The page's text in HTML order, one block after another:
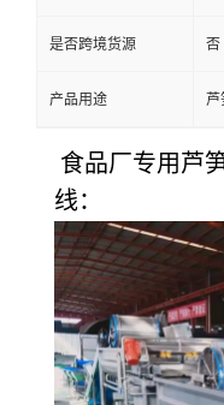
是否跨境货源 否
产品用途 芦
食品厂专用芦
线：